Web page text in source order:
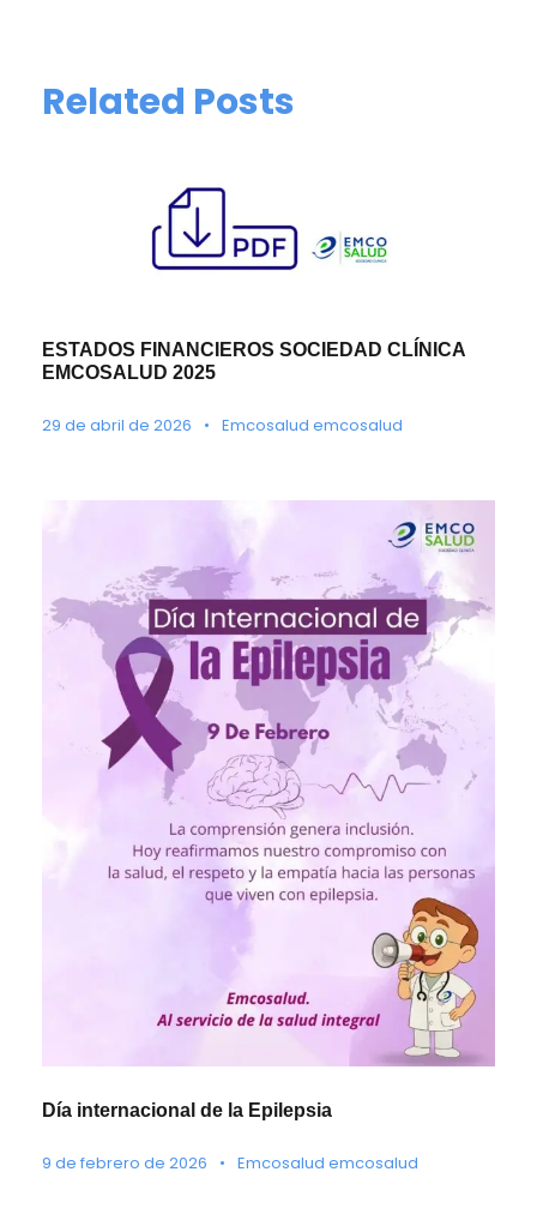
Related Posts
ESTADOS FINANCIEROS SOCIEDAD CLÍNICA
EMCOSALUD 2025
29 de abril de 2026 • Emcosalud emcosalud
Día internacional de la Epilepsia
9 de febrero de 2026 • Emcosalud emcosalud